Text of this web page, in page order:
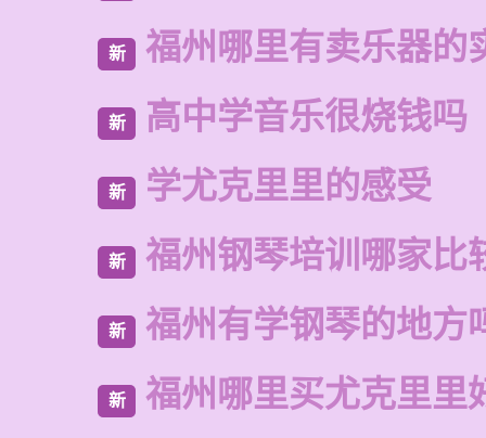
新 福州哪里有卖乐器的
新 高中学音乐很烧钱吗
新 学尤克里里的感受
新 福州钢琴培训哪家比
新 福州有学钢琴的地方
新 福州哪里买尤克里里